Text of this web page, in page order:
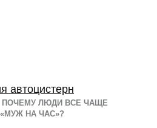
ПОЧЕМУ ЛЮДИ ВСЕ ЧАЩЕ
НА ЧАС»?
автоцистерн